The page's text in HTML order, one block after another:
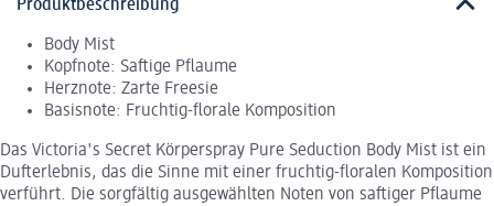
Produktbeschreibung
Body Mist
Kopfnote: Saftige Pflaume
Herznote: Zarte Freesie
Basisnote: Fruchtig-florale Komposition
Das Victoria's Secret Körperspray Pure Seduction Body Mist ist ein
Dufterlebnis, das die Sinne mit einer fruchtig-floralen Komposition
verführt. Die sorgfältig ausgewählten Noten von saftiger Pflaume